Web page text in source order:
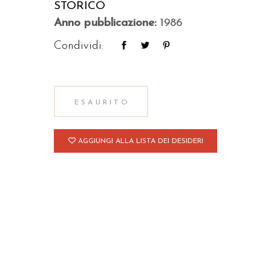
STORICO
Anno pubblicazione: 1986
Condividi:
ESAURITO
AGGIUNGI ALLA LISTA DEI DESIDERI